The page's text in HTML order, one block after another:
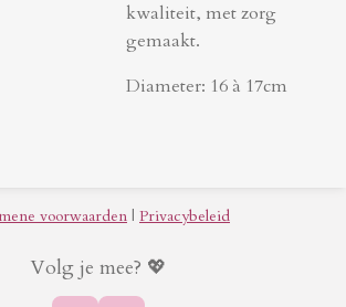
kwaliteit, met zorg
gemaakt.
Diameter: 16 à 17cm
voorwaarden | Privacybeleid
Volg je mee? 💖